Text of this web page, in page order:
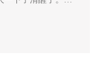
上。知了还没出